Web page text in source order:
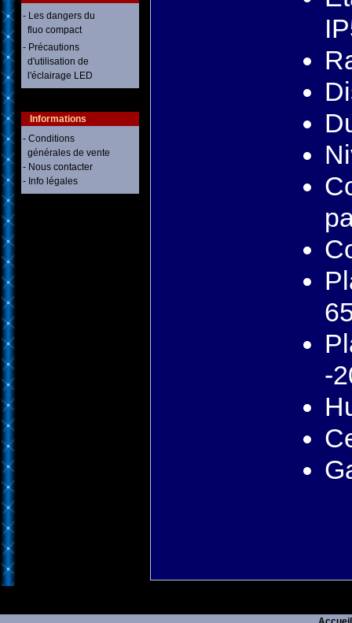
- Les dangers du
fluo compact
- Précautions
d'utilisation de
l'éclairage LED
Informations
- Conditions
générales de vente
- Nous contacter
- Info légales
-